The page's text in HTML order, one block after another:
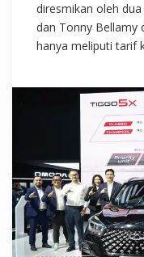
diresmikan oleh
dan Tonny Bellamy
hanya meliputi tarif